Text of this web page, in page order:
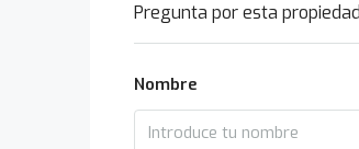
Pregunta por esta propiedad
Nombre